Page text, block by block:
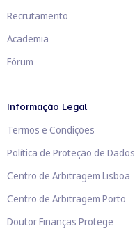
Recrutamento
Academia
Fórum
Informação Legal
Termos e Condições
Política de Proteção de Dados
Centro de Arbitragem Lisboa
Centro de Arbitragem Porto
Doutor Finanças Protege